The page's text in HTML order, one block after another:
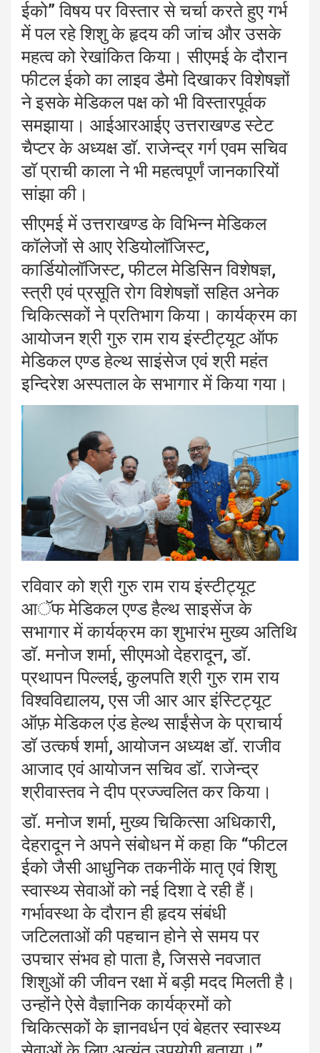
ईको” विषय पर विस्तार से चर्चा करते हुए गर्भ
में पल रहे शिशु के हृदय की जांच और उसके
महत्व को रेखांकित किया। सीएमई के दौरान
फीटल ईको का लाइव डैमो दिखाकर विशेषज्ञों
ने इसके मेडिकल पक्ष को भी विस्तारपूर्वक
समझाया। आईआरआईए उत्तराखण्ड स्टेट
चैप्टर के अध्यक्ष डाॅ. राजेन्द्र गर्ग एवम सचिव
डाॅ प्राची काला ने भी महत्वपूर्णं जानकारियों
सांझा की।
सीएमई में उत्तराखण्ड के विभिन्न मेडिकल
कॉलेजों से आए रेडियोलॉजिस्ट,
कार्डियोलॉजिस्ट, फीटल मेडिसिन विशेषज्ञ,
स्त्री एवं प्रसूति रोग विशेषज्ञों सहित अनेक
चिकित्सकों ने प्रतिभाग किया। कार्यक्रम का
आयोजन श्री गुरु राम राय इंस्टीट्यूट ऑफ
मेडिकल एण्ड हेल्थ साइंसेज एवं श्री महंत
इन्दिरेश अस्पताल के सभागार में किया गया।
रविवार को श्री गुरु राम राय इंस्टीट्यूट
आॅफ मेडिकल एण्ड हैल्थ साइसेंज के
सभागार में कार्यक्रम का शुभारंभ मुख्य अतिथि
डाॅ. मनोज शर्मा, सीएमओ देहरादून, डाॅ.
प्रथापन पिल्लई, कुलपति श्री गुरु राम राय
विश्वविद्यालय, एस जी आर आर इंस्टिट्यूट
ऑफ़ मेडिकल एंड हेल्थ साईंसेज के प्राचार्य
डॉ उत्कर्ष शर्मा, आयोजन अध्यक्ष डाॅ. राजीव
आजाद एवं आयोजन सचिव डाॅ. राजेन्द्र
श्रीवास्तव ने दीप प्रज्ज्वलित कर किया।
डाॅ. मनोज शर्मा, मुख्य चिकित्सा अधिकारी,
देहरादून ने अपने संबोधन में कहा कि “फीटल
ईको जैसी आधुनिक तकनीकें मातृ एवं शिशु
स्वास्थ्य सेवाओं को नई दिशा दे रही हैं।
गर्भावस्था के दौरान ही हृदय संबंधी
जटिलताओं की पहचान होने से समय पर
उपचार संभव हो पाता है, जिससे नवजात
शिशुओं की जीवन रक्षा में बड़ी मदद मिलती है।
उन्होंने ऐसे वैज्ञानिक कार्यक्रमों को
चिकित्सकों के ज्ञानवर्धन एवं बेहतर स्वास्थ्य